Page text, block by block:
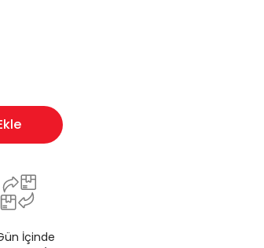
İçinde